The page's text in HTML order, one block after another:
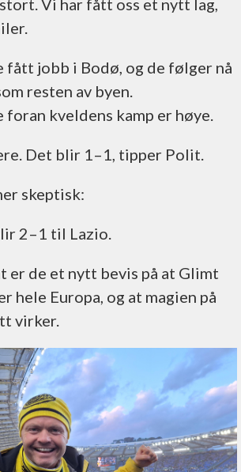
fått jobb i Bodø, og de følger nå
resten av byen.
kveldens kamp er høye.
Det blir 1–1, tipper Polit.
skeptisk:
2–1 til Lazio.
er de et nytt bevis på at Glimt
hele Europa, og at magien på
virker.